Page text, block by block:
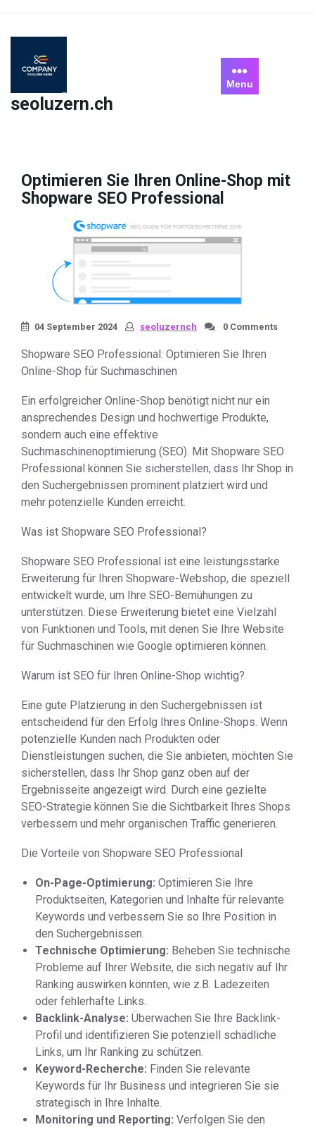
content
seoluzern.ch
Menu
Optimieren Sie Ihren Online-Shop mit
Shopware SEO Professional
04 September 2024 seoluzernch 0 Comments
Shopware SEO Professional: Optimieren Sie Ihren
Online-Shop für Suchmaschinen
Ein erfolgreicher Online-Shop benötigt nicht nur ein
ansprechendes Design und hochwertige Produkte,
sondern auch eine effektive
Suchmaschinenoptimierung (SEO). Mit Shopware SEO
Professional können Sie sicherstellen, dass Ihr Shop in
den Suchergebnissen prominent platziert wird und
mehr potenzielle Kunden erreicht.
Was ist Shopware SEO Professional?
Shopware SEO Professional ist eine leistungsstarke
Erweiterung für Ihren Shopware-Webshop, die speziell
entwickelt wurde, um Ihre SEO-Bemühungen zu
unterstützen. Diese Erweiterung bietet eine Vielzahl
von Funktionen und Tools, mit denen Sie Ihre Website
für Suchmaschinen wie Google optimieren können.
Warum ist SEO für Ihren Online-Shop wichtig?
Eine gute Platzierung in den Suchergebnissen ist
entscheidend für den Erfolg Ihres Online-Shops. Wenn
potenzielle Kunden nach Produkten oder
Dienstleistungen suchen, die Sie anbieten, möchten Sie
sicherstellen, dass Ihr Shop ganz oben auf der
Ergebnisseite angezeigt wird. Durch eine gezielte
SEO-Strategie können Sie die Sichtbarkeit Ihres Shops
verbessern und mehr organischen Traffic generieren.
Die Vorteile von Shopware SEO Professional
On-Page-Optimierung: Optimieren Sie Ihre
Produktseiten, Kategorien und Inhalte für relevante
Keywords und verbessern Sie so Ihre Position in
den Suchergebnissen.
Technische Optimierung: Beheben Sie technische
Probleme auf Ihrer Website, die sich negativ auf Ihr
Ranking auswirken könnten, wie z.B. Ladezeiten
oder fehlerhafte Links.
Backlink-Analyse: Überwachen Sie Ihre Backlink-
Profil und identifizieren Sie potenziell schädliche
Links, um Ihr Ranking zu schützen.
Keyword-Recherche: Finden Sie relevante
Keywords für Ihr Business und integrieren Sie sie
strategisch in Ihre Inhalte.
Monitoring und Reporting: Verfolgen Sie den